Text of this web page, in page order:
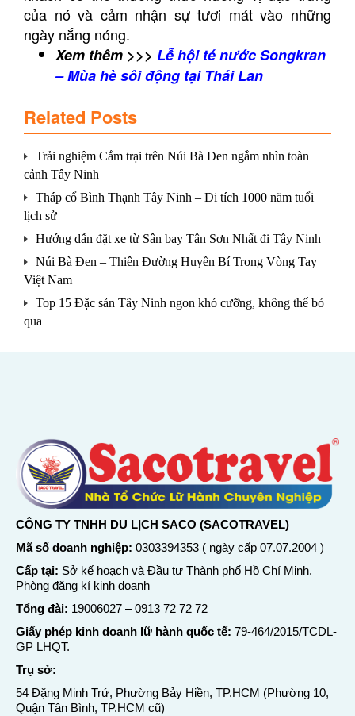
của nó và cảm nhận sự tươi mát vào những
ngày nắng nóng.
Xem thêm >>> Lễ hội té nước Songkran
– Mùa hè sôi động tại Thái Lan
Related Posts
Trải nghiệm Cắm trại trên Núi Bà Đen ngắm nhìn toàn
cảnh Tây Ninh
Tháp cổ Bình Thạnh Tây Ninh – Di tích 1000 năm tuổi
lịch sử
Hướng dẫn đặt xe từ Sân bay Tân Sơn Nhất đi Tây Ninh
Núi Bà Đen – Thiên Đường Huyền Bí Trong Vòng Tay
Việt Nam
Top 15 Đặc sản Tây Ninh ngon khó cưỡng, không thể bỏ
qua
CÔNG TY TNHH DU LỊCH SACO (SACOTRAVEL)
Mã số doanh nghiệp: 0303394353 ( ngày cấp 07.07.2004 )
Cấp tại: Sở kế hoạch và Đầu tư Thành phố Hồ Chí Minh.
Phòng đăng kí kinh doanh
Tổng đài: 19006027 –0913 72 72 72
Giấy phép kinh doanh lữ hành quốc tế: 79-464/2015/TCDL-
GP LHQT.
Trụ sở:
54 Đặng Minh Trứ, Phường Bảy Hiền, TP.HCM (Phường 10,
Quận Tân Bình, TP.HCM cũ)